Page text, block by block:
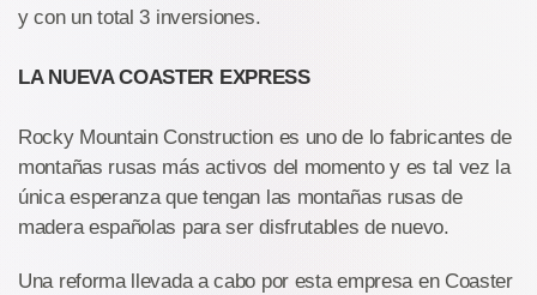
y con un total 3 inversiones.
LA NUEVA COASTER EXPRESS
Rocky Mountain Construction es uno de lo fabricantes de
montañas rusas más activos del momento y es tal vez la
única esperanza que tengan las montañas rusas de
madera españolas para ser disfrutables de nuevo.
Una reforma llevada a cabo por esta empresa en Coaster